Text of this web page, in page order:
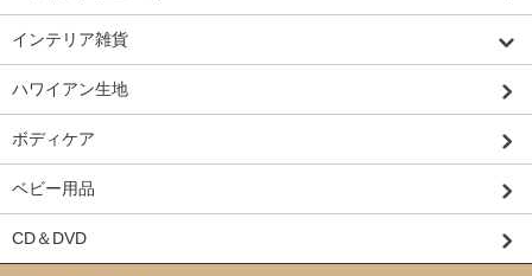
インテリア雑貨
ハワイアン生地
ボディケア
ベビー用品
CD＆DVD